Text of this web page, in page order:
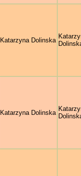
Katarzyna Dolinska
Katarzyna Dolinska